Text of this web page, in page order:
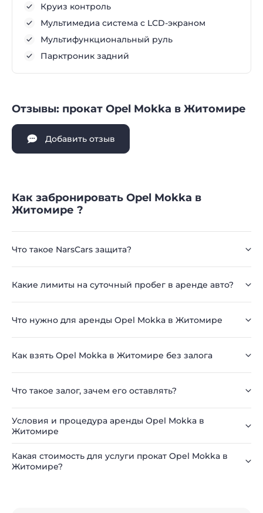
Круиз контроль
Мультимедиа система с LCD-экраном
Мультифункциональный руль
Парктроник задний
Отзывы: прокат Opel Mokka в Житомире
Добавить отзыв
Как забронировать Opel Mokka в
Житомире ?
Что такое NarsCars защита?
Какие лимиты на суточный пробег в аренде авто?
Что нужно для аренды Opel Mokka в Житомире
Как взять Opel Mokka в Житомире без залога
Что такое залог, зачем его оставлять?
Условия и процедура аренды Opel Mokka в
Житомире
Какая стоимость для услуги прокат Opel Mokka в
Житомире?